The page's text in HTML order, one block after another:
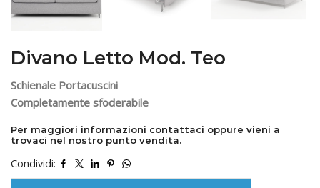
Divano Letto Mod. Teo
Schienale Portacuscini
Completamente sfoderabile
Per maggiori informazioni contattaci oppure vieni a
trovaci nel nostro punto vendita.
Condividi: